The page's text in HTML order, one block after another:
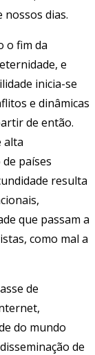
dias.
o fim da
e
inicia-se
e dinâmicas
de então.
alta
países
resulta
que passam a
como mal a
de
do mundo
de